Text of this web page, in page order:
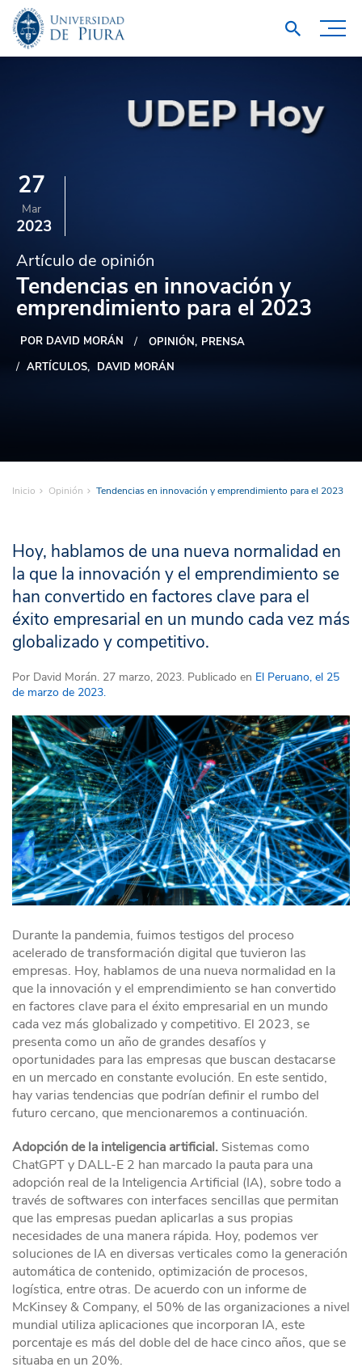
27
Mar
2023
Artículo de opinión
Tendencias en innovación y
emprendimiento para el 2023
POR DAVID MORÁN OPINIÓN PRENSA
ARTÍCULOS
DAVID MORÁN
Inicio Opinión Tendencias en innovación y emprendimiento para el 2023
Hoy, hablamos de una nueva normalidad en
la que la innovación y el emprendimiento se
han convertido en factores clave para el
éxito empresarial en un mundo cada vez más
globalizado y competitivo.
Por David Morán. 27 marzo, 2023. Publicado en El Peruano, el 25
de marzo de 2023.
Durante la pandemia, fuimos testigos del proceso
acelerado de transformación digital que tuvieron las
empresas. Hoy, hablamos de una nueva normalidad en la
que la innovación y el emprendimiento se han convertido
en factores clave para el éxito empresarial en un mundo
cada vez más globalizado y competitivo. El 2023, se
presenta como un año de grandes desafíos y
oportunidades para las empresas que buscan destacarse
en un mercado en constante evolución. En este sentido,
hay varias tendencias que podrían definir el rumbo del
futuro cercano, que mencionaremos a continuación.
Adopción de la inteligencia artificial. Sistemas como
ChatGPT y DALL-E 2 han marcado la pauta para una
adopción real de la Inteligencia Artificial (IA), sobre todo a
través de softwares con interfaces sencillas que permitan
que las empresas puedan aplicarlas a sus propias
necesidades de una manera rápida. Hoy, podemos ver
soluciones de IA en diversas verticales como la generación
automática de contenido, optimización de procesos,
logística, entre otras. De acuerdo con un informe de
McKinsey & Company, el 50% de las organizaciones a nivel
mundial utiliza aplicaciones que incorporan IA, este
porcentaje es más del doble del de hace cinco años, que se
situaba en un 20%.